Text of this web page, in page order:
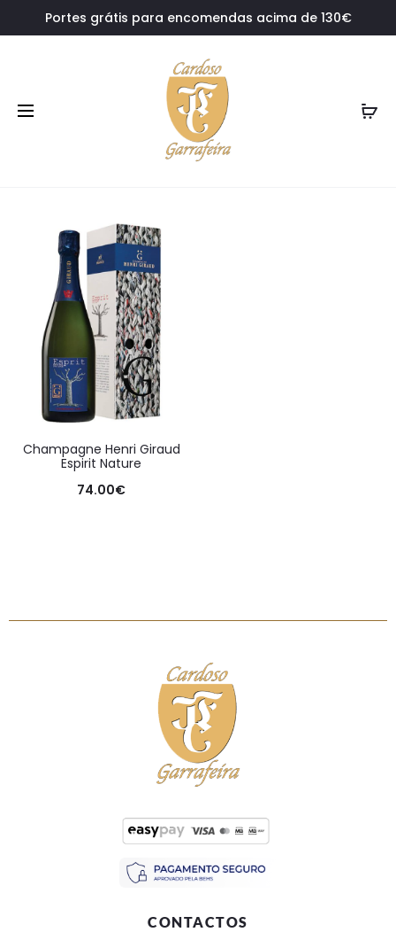
Portes grátis para encomendas acima de 130€
Champagne Henri Giraud
Espirit Nature
74.00€
CONTACTOS